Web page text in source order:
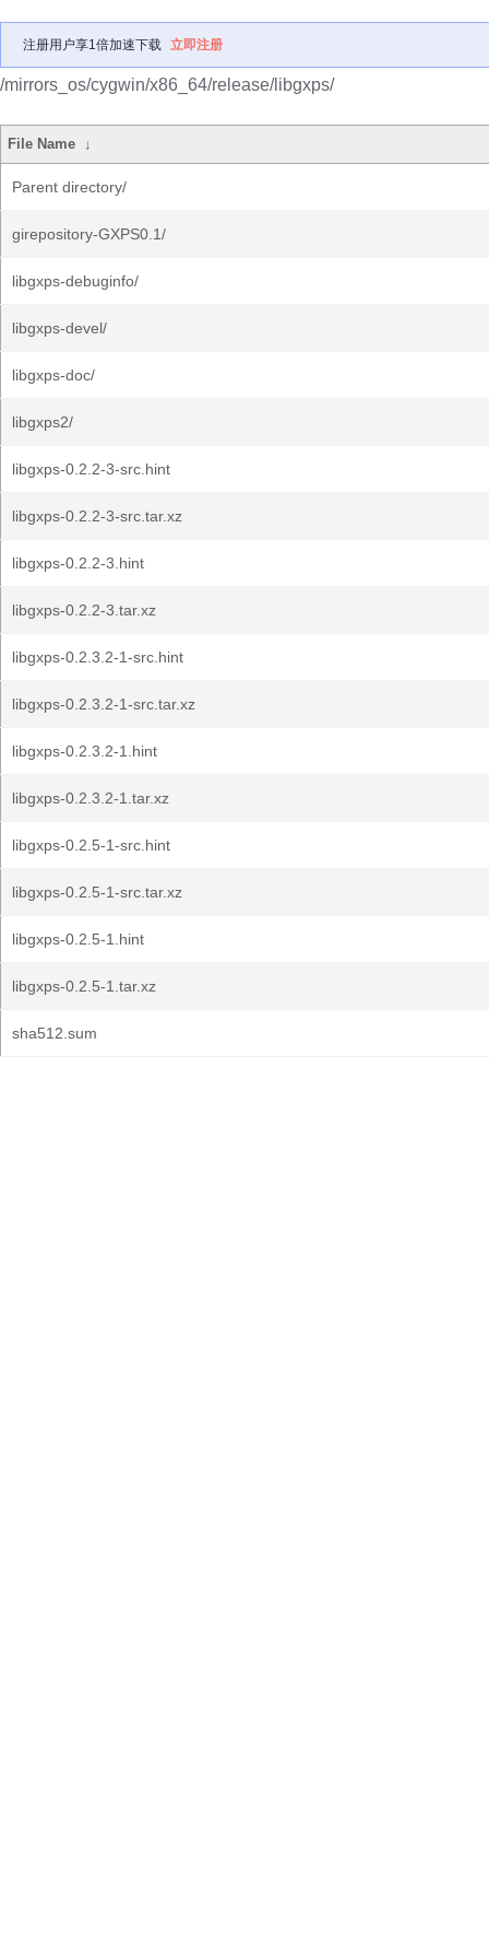
注册用户享1倍加速下载 立即注册
/mirrors_os/cygwin/x86_64/release/libgxps/
File Name ↓
Parent directory/
girepository-GXPS0.1/
libgxps-debuginfo/
libgxps-devel/
libgxps-doc/
libgxps2/
libgxps-0.2.2-3-src.hint
libgxps-0.2.2-3-src.tar.xz
libgxps-0.2.2-3.hint
libgxps-0.2.2-3.tar.xz
libgxps-0.2.3.2-1-src.hint
libgxps-0.2.3.2-1-src.tar.xz
libgxps-0.2.3.2-1.hint
libgxps-0.2.3.2-1.tar.xz
libgxps-0.2.5-1-src.hint
libgxps-0.2.5-1-src.tar.xz
libgxps-0.2.5-1.hint
libgxps-0.2.5-1.tar.xz
sha512.sum